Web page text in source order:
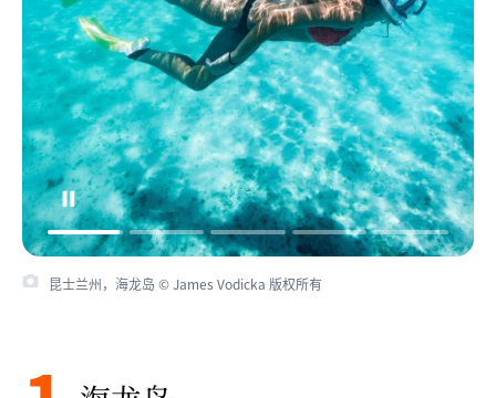
昆士兰州，海龙岛 © James Vodicka 版权所有